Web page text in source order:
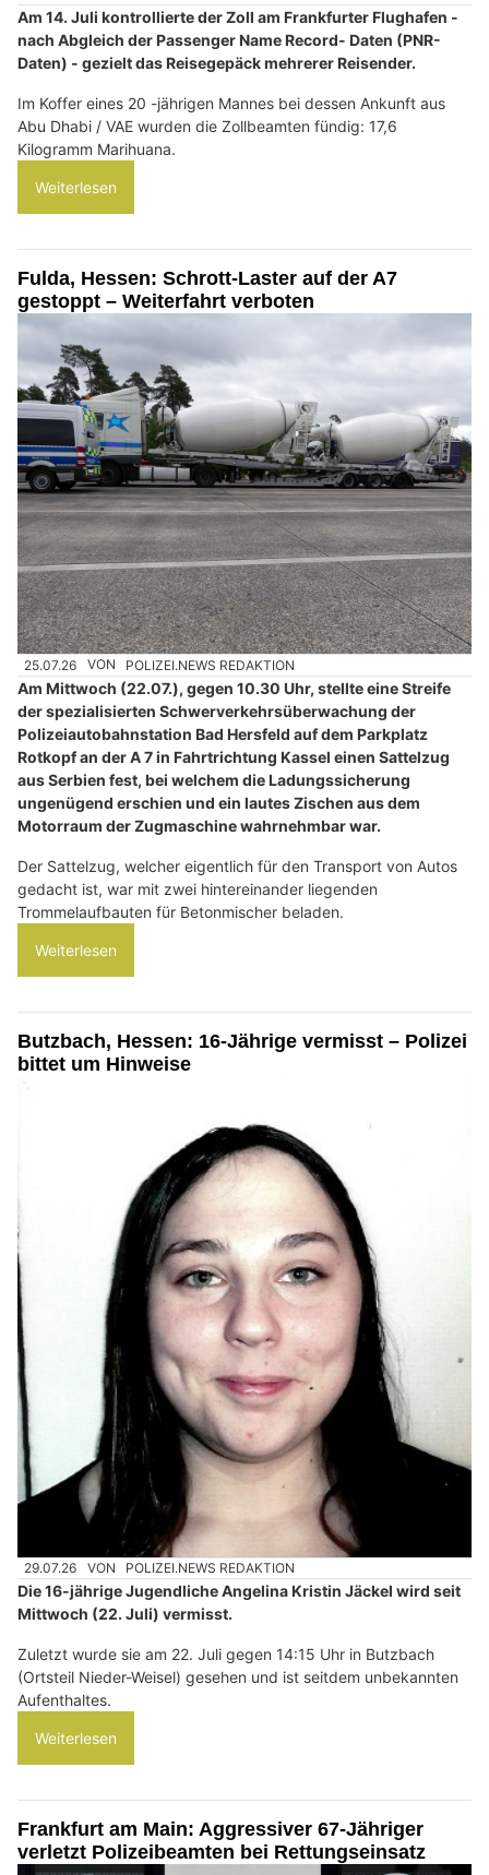
Am 14. Juli kontrollierte der Zoll am Frankfurter Flughafen -
nach Abgleich der Passenger Name Record- Daten (PNR-
Daten) - gezielt das Reisegepäck mehrerer Reisender.
Im Koffer eines 20 -jährigen Mannes bei dessen Ankunft aus
Abu Dhabi / VAE wurden die Zollbeamten fündig: 17,6
Kilogramm Marihuana.
Weiterlesen
Fulda, Hessen: Schrott-Laster auf der A7
gestoppt – Weiterfahrt verboten
25.07.26 VON POLIZEI.NEWS REDAKTION
Am Mittwoch (22.07.), gegen 10.30 Uhr, stellte eine Streife
der spezialisierten Schwerverkehrsüberwachung der
Polizeiautobahnstation Bad Hersfeld auf dem Parkplatz
Rotkopf an der A 7 in Fahrtrichtung Kassel einen Sattelzug
aus Serbien fest, bei welchem die Ladungssicherung
ungenügend erschien und ein lautes Zischen aus dem
Motorraum der Zugmaschine wahrnehmbar war.
Der Sattelzug, welcher eigentlich für den Transport von Autos
gedacht ist, war mit zwei hintereinander liegenden
Trommelaufbauten für Betonmischer beladen.
Weiterlesen
Butzbach, Hessen: 16-Jährige vermisst – Polizei
bittet um Hinweise
29.07.26 VON POLIZEI.NEWS REDAKTION
Die 16-jährige Jugendliche Angelina Kristin Jäckel wird seit
Mittwoch (22. Juli) vermisst.
Zuletzt wurde sie am 22. Juli gegen 14:15 Uhr in Butzbach
(Ortsteil Nieder-Weisel) gesehen und ist seitdem unbekannten
Aufenthaltes.
Weiterlesen
Frankfurt am Main: Aggressiver 67-Jähriger
verletzt Polizeibeamten bei Rettungseinsatz